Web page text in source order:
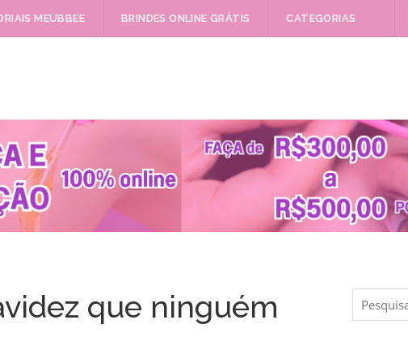
MEUBBEE BRINDES ONLINE GRÁTIS CATEGORIAS
que ninguém
Pesquisar
por: